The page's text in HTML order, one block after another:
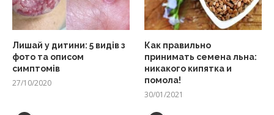
Лишай у дитини: 5 видів з
фото та описом
симптомів
27/10/2020
Как правильно
принимать семена льна:
никакого кипятка и
помола!
30/01/2021